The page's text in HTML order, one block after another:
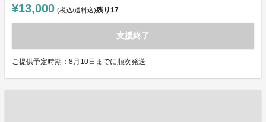
¥13,000 (税込/送料込)残り17
支援終了
ご提供予定時期：8月10日までに順次発送